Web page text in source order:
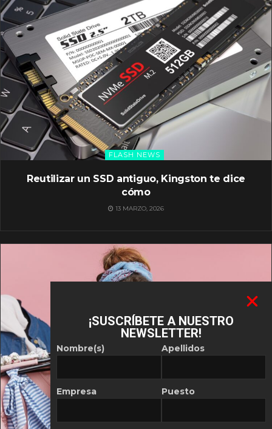
FLASH NEWS
Reutilizar un SSD antiguo, Kingston te dice
cómo
13 MARZO, 2026
¡SUSCRÍBETE A NUESTRO
NEWSLETTER!
Nombre(s)
Empresa
Apellidos
Puesto